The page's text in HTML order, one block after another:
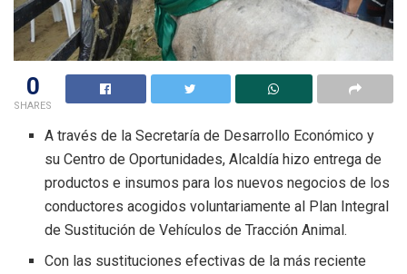
0
SHARES
A través de la Secretaría de Desarrollo Económico y
su Centro de Oportunidades, Alcaldía hizo entrega de
productos e insumos para los nuevos negocios de los
conductores acogidos voluntariamente al Plan Integral
de Sustitución de Vehículos de Tracción Animal.
Con las sustituciones efectivas de la más reciente